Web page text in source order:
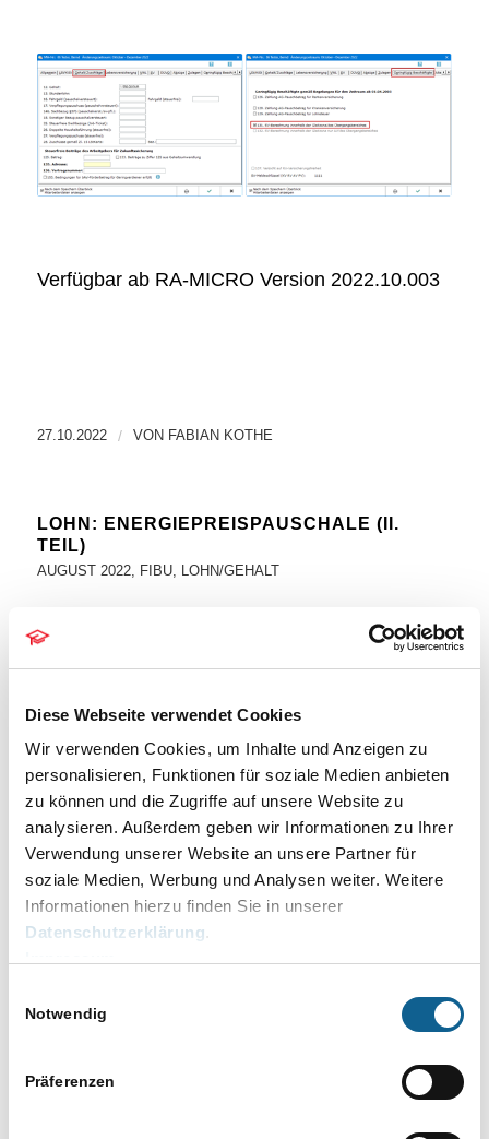
Diese Webseite verwendet Cookies
Wir verwenden Cookies, um Inhalte und Anzeigen zu
personalisieren, Funktionen für soziale Medien anbieten
zu können und die Zugriffe auf unsere Website zu
analysieren. Außerdem geben wir Informationen zu Ihrer
Verwendung unserer Website an unsere Partner für
soziale Medien, Werbung und Analysen weiter. Weitere
Informationen hierzu finden Sie in unserer
Datenschutzerklärung.
Notwendig
Präferenzen
Verfügbar ab RA-MICRO Version 2022.10.003
27.10.2022 / VON FABIAN KOTHE
LOHN: ENERGIEPREISPAUSCHALE (II.
TEIL)
AUGUST 2022, FIBU, LOHN/GEHALT
Mit der Abrechnung für den Monat September
2022 gibt es in RA-MICRO die Möglichkeit, die
auszuzahlen.
Linkzum Webinar
(Aktuelles aus dem Support vorab: Die EPP
kann auch später abgerechnet und ausgezahlt
werden, bitte dann aberwie untenbeschrieben
das Häckchen im September setzen.)
Voraussetzung dafür ist, dass über das
ändern / Zulagen
eine entsprechende Zulage